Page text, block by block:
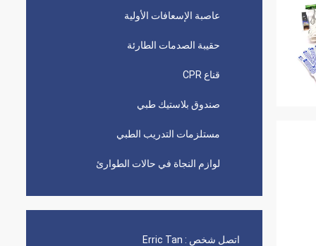
عاصبة الإسعافات الأولية
حقيبة الصدمات الطارئة
قناع CPR
صندوق بلاستيك طبي
مستلزمات التدريب الطبي
لوازم النجاة في حالات الطوارئ
اتصل شخص : Erric Tan